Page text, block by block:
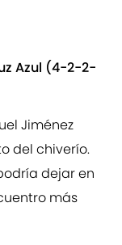
Azul (4-2-2-
Jiménez
del chiverío.
dejar en
más